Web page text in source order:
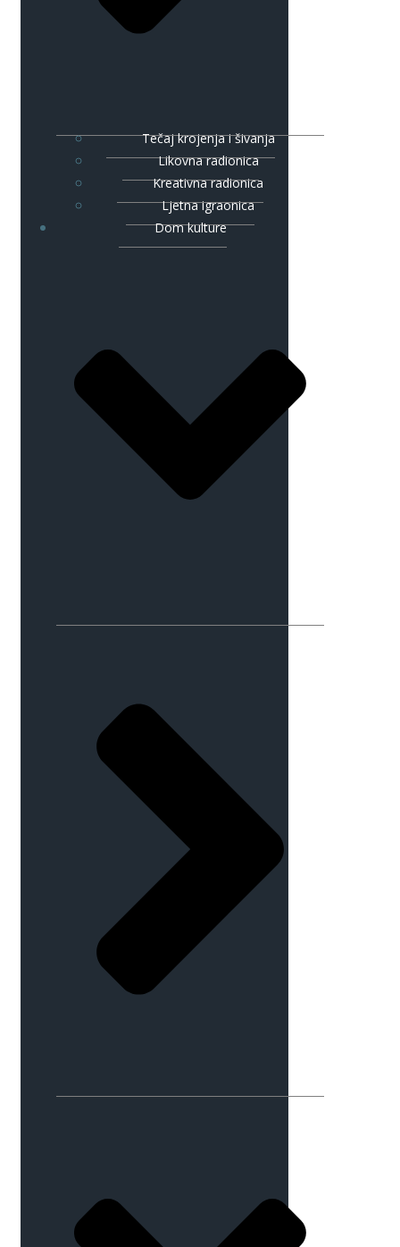
Tečaj krojenja i šivanja
Likovna radionica
Kreativna radionica
Ljetna igraonica
Dom kulture